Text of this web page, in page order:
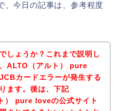
、今日の記事は、参考程度
しょうか？これまで説明し
ALTO（アルト） pure
カードエラーが発生する
ます。後は、下記
） pure loveの公式サイト